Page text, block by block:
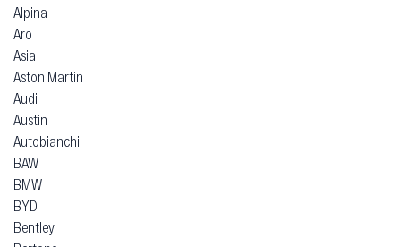
Alpina
Aro
Asia
Aston Martin
Audi
Austin
Autobianchi
BAW
BMW
BYD
Bentley